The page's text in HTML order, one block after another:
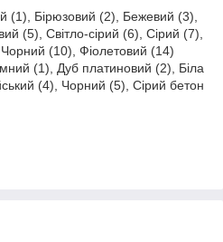
(1), Бірюзовий (2), Бежевий (3),
(5), Світло-сірий (6), Сірий (7),
(10), Фіолетовий (14)
(1), Дуб платиновий (2), Біла
(4), Чорний (5), Сірий бетон